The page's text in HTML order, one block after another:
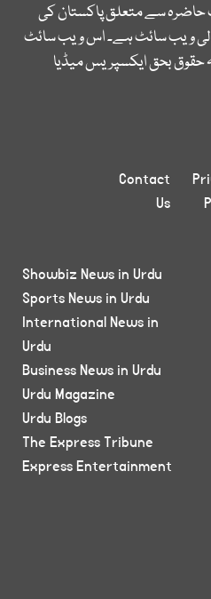
حاضرہ سے متعلق پاکستان کی
ویب سائٹ ہے۔ اس ویب سائٹ
حقوق بحق ایکسپریس میڈیا
Contact
Us
Showbiz News in Urdu
Sports News in Urdu
International News in
Urdu
Business News in Urdu
Urdu Magazine
Urdu Blogs
The Express Tribune
Express Entertainment